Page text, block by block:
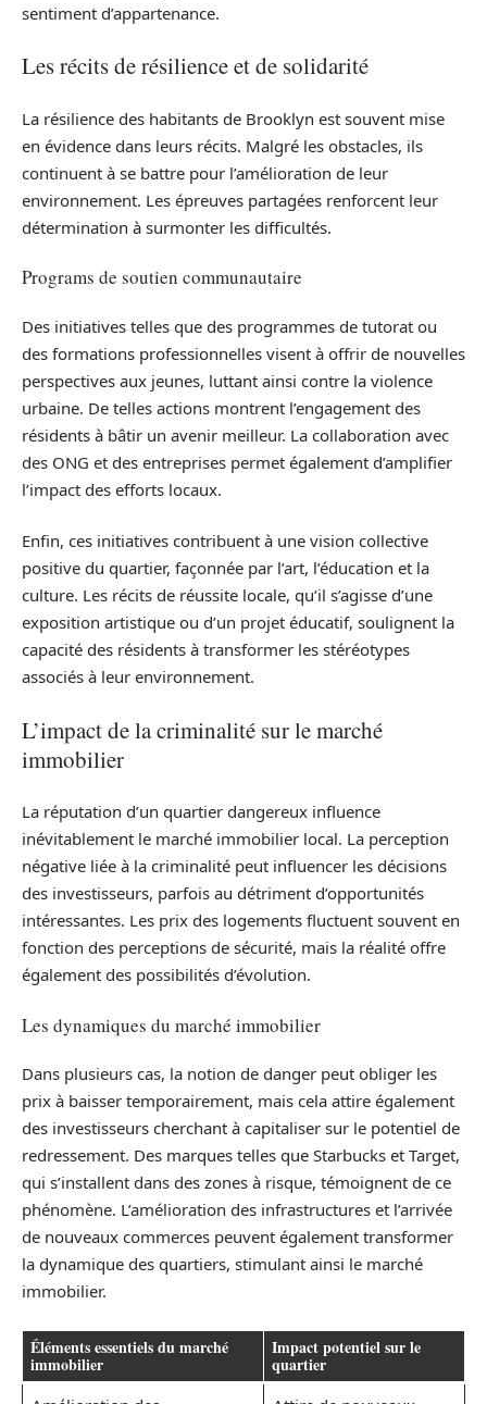
sentiment d’appartenance.
Les récits de résilience et de solidarité
La résilience des habitants de Brooklyn est souvent mise
en évidence dans leurs récits. Malgré les obstacles, ils
continuent à se battre pour l’amélioration de leur
environnement. Les épreuves partagées renforcent leur
détermination à surmonter les difficultés.
Programs de soutien communautaire
Des initiatives telles que des programmes de tutorat ou
des formations professionnelles visent à offrir de nouvelles
perspectives aux jeunes, luttant ainsi contre la violence
urbaine. De telles actions montrent l’engagement des
résidents à bâtir un avenir meilleur. La collaboration avec
des ONG et des entreprises permet également d’amplifier
l’impact des efforts locaux.
Enfin, ces initiatives contribuent à une vision collective
positive du quartier, façonnée par l’art, l’éducation et la
culture. Les récits de réussite locale, qu’il s’agisse d’une
exposition artistique ou d’un projet éducatif, soulignent la
capacité des résidents à transformer les stéréotypes
associés à leur environnement.
L’impact de la criminalité sur le marché
immobilier
La réputation d’un quartier dangereux influence
inévitablement le marché immobilier local. La perception
négative liée à la criminalité peut influencer les décisions
des investisseurs, parfois au détriment d’opportunités
intéressantes. Les prix des logements fluctuent souvent en
fonction des perceptions de sécurité, mais la réalité offre
également des possibilités d’évolution.
Les dynamiques du marché immobilier
Dans plusieurs cas, la notion de danger peut obliger les
prix à baisser temporairement, mais cela attire également
des investisseurs cherchant à capitaliser sur le potentiel de
redressement. Des marques telles que Starbucks et Target,
qui s’installent dans des zones à risque, témoignent de ce
phénomène. L’amélioration des infrastructures et l’arrivée
de nouveaux commerces peuvent également transformer
la dynamique des quartiers, stimulant ainsi le marché
immobilier.
Éléments essentiels du marché
immobilier
Impact potentiel sur le
quartier